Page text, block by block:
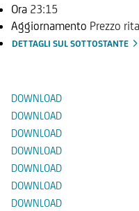
Ora 23:15
Aggiornamento Prezzo
DETTAGLI SUL SOTTOSTANTE
DOWNLOAD
DOWNLOAD
DOWNLOAD
DOWNLOAD
DOWNLOAD
DOWNLOAD
DOWNLOAD